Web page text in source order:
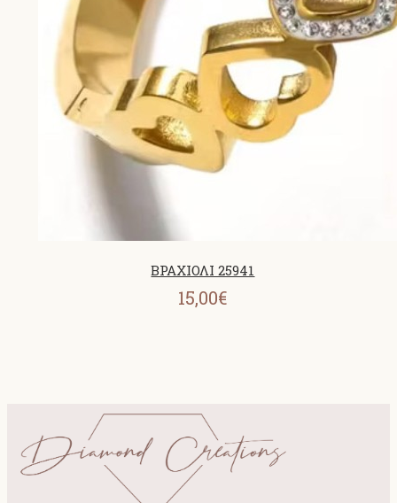
ΒΡΑΧΙΟΛΙ 25941
15,00€